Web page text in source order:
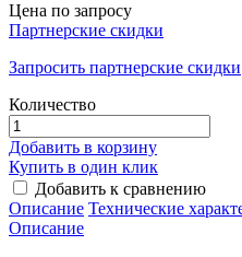
Цена по запросу
Партнерские скидки
Запросить партнерские скидки
Количество
Добавить в корзину
Купить в один клик
Добавить к сравнению
Описание Технические
Описание